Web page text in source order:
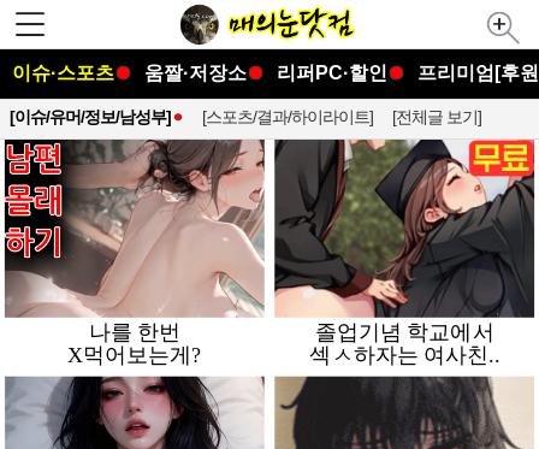
이슈·스포츠 움짤·저장소 리퍼PC·할인 프리미엄[후
[이슈/유머/정보/남성부] [스포츠/결과/하이라이트] [전체글 보기]